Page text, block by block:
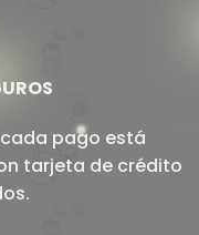
cada pago está
tarjeta de crédito